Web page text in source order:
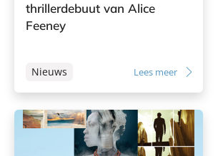
thrillerdebuut van Alice
Feeney
Nieuws Lees meer